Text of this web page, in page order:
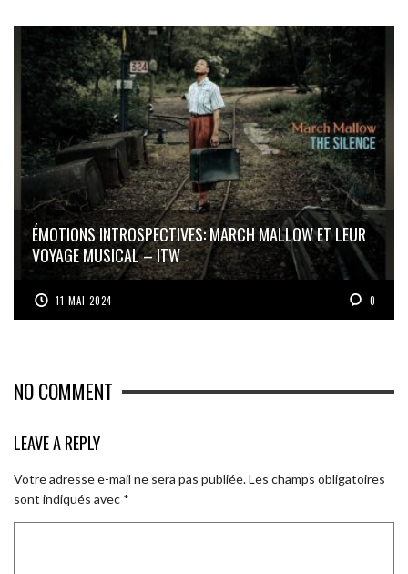
ÉMOTIONS INTROSPECTIVES: MARCH MALLOW ET LEUR
VOYAGE MUSICAL – ITW
11 MAI 2024 0
NO COMMENT
LEAVE A REPLY
Votre adresse e-mail ne sera pas publiée.Les champs obligatoires
sont indiqués avec *